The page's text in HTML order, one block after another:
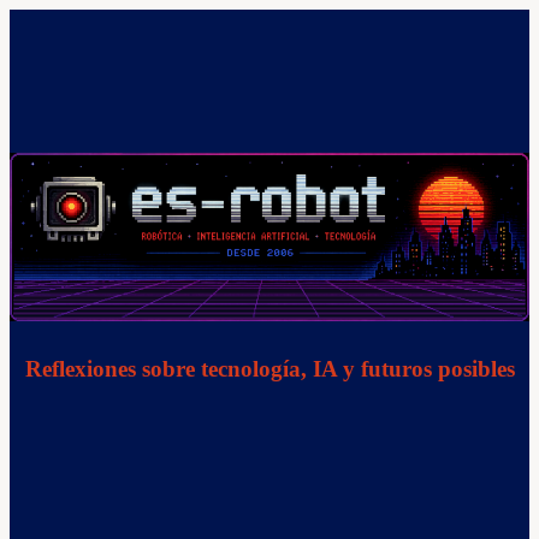
Reflexiones sobre tecnología, IA y futuros posibles